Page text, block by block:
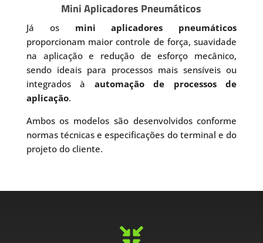
Mini Aplicadores Pneumáticos
Já os mini aplicadores pneumáticos
proporcionam maior controle de força, suavidade
na aplicação e redução de esforço mecânico,
sendo ideais para processos mais sensíveis ou
integrados à automação de processos de
aplicação.
Ambos os modelos são desenvolvidos conforme
normas técnicas e especificações do terminal e do
projeto do cliente.
